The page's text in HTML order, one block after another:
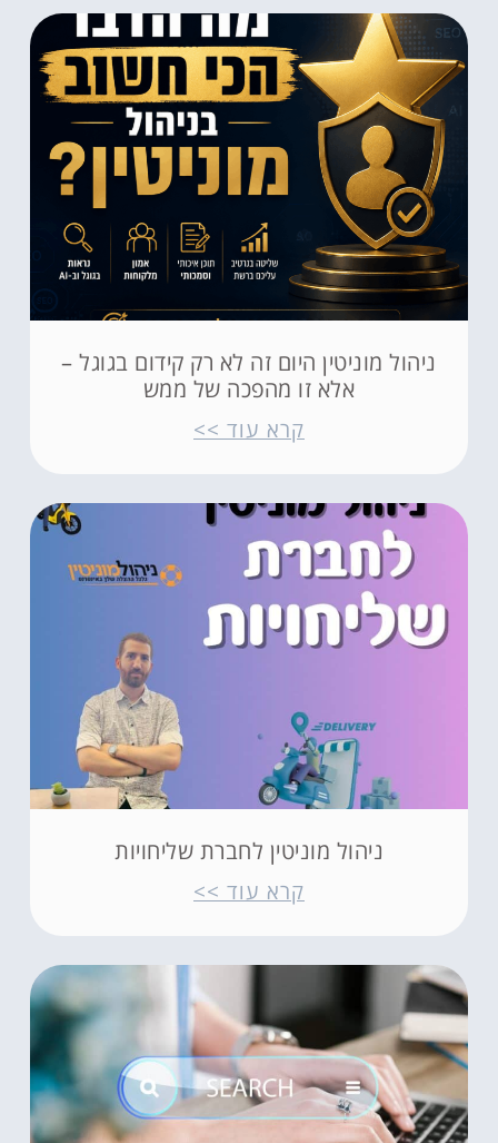
ניהול מוניטין היום זה לא רק קידום בגוגל –
אלא זו מהפכה של ממש
קרא עוד >>
ניהול מוניטין לחברת שליחויות
קרא עוד >>